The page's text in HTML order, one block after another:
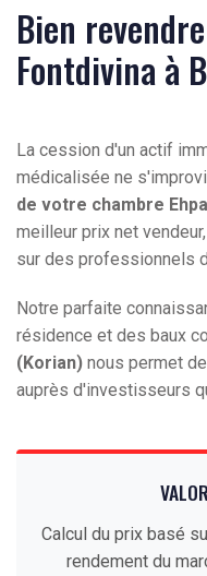
Bien
Fontdivina à
La cession d'un actif
médicalisée ne
de votre chambre
meilleur prix net
sur des professionnels
Notre parfaite
résidence et des baux
(Korian) nous permet
auprès d'investisseurs
Calcul du prix basé
rendement du